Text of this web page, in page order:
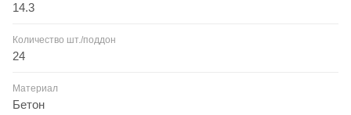
14.3
Количество шт./поддон
24
Материал
Бетон